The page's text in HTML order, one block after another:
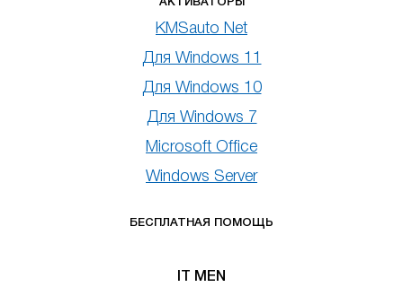
АКТИВАТОРЫ
KMSauto Net
Для Windows 11
Для Windows 10
Для Windows 7
Microsoft Office
Windows Server
БЕСПЛАТНАЯ ПОМОЩЬ
IT MEN